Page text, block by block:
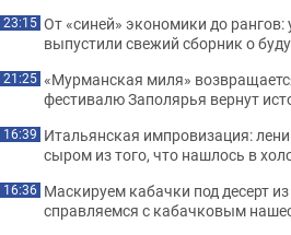
23:15 От «синей» экономики до
выпустили свежий сборник о
21:25 «Мурманская миля»
фестивалю Заполярья вернут
16:39 Итальянская импровизация:
сыром из того, что нашлось в
16:36 Маскируем кабачки под десерт
справляемся с кабачковым